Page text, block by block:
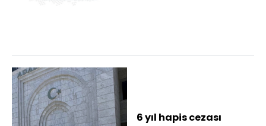
6 yıl hapis cezası